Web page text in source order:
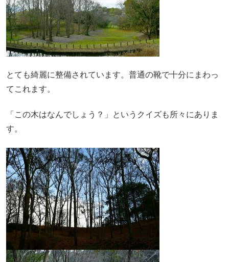
とても綺麗に整備されています。普通の靴で十分にまわっ
てこれます。
「この木はなんでしょう？」というクイズも所々にありま
す。